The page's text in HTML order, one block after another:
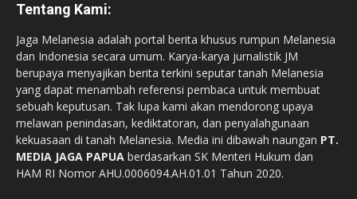
Tentang Kami:
Jaga Melanesia adalah portal berita khusus rumpun Melanesia
dan Indonesia secara umum. Karya-karya jurnalistik JM
berupaya menyajikan berita terkini seputar tanah Melanesia
yang dapat menambah referensi pembaca untuk membuat
sebuah keputusan. Tak lupa kami akan mendorong upaya
melawan penindasan, kediktatoran, dan penyalahgunaan
kekuasaan di tanah Melanesia. Media ini dibawah naungan PT.
MEDIA JAGA PAPUA berdasarkan SK Menteri Hukum dan
HAM RI Nomor AHU.0006094.AH.01.01 Tahun 2020.